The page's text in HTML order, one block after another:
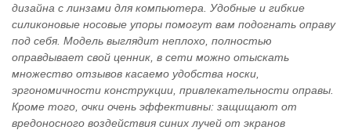
дизайна с линзами для компьютера. Удобные и гибкие
силиконовые носовые упоры помогут вам подогнать оправу
под себя. Модель выглядит неплохо, полностью
оправдывает свой ценник, в сети можно отыскать
множество отзывов касаемо удобства носки,
эргономичности конструкции, привлекательности оправы.
Кроме того, очки очень эффективны: защищают от
вредоносного воздействия синих лучей от экранов